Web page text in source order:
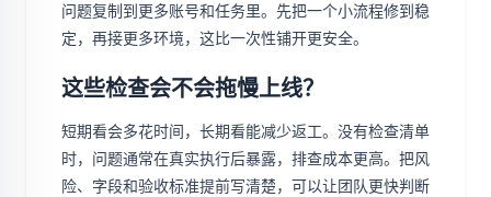
问题复制到更多账号和任务里。先把一个小流程修到稳
定，再接更多环境，这比一次性铺开更安全。
这些检查会不会拖慢上线？
短期看会多花时间，长期看能减少返工。没有检查清单
时，问题通常在真实执行后暴露，排查成本更高。把风
险、字段和验收标准提前写清楚，可以让团队更快判断